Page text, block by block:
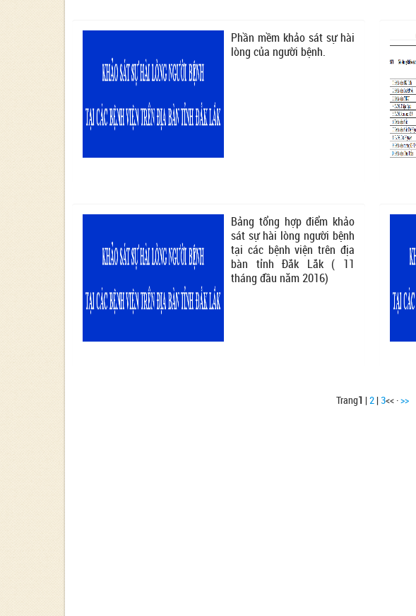
Phần mềm khảo sát sự hài
lòng của người bệnh.
Bảng tổng hợp điểm khảo
sát sự hài lòng người bệnh
tại các bệnh viện trên địa
bàn tỉnh Đắk Lắk ( 11
tháng đầu năm 2016)
Trang1 | 2| 3<< ·>>